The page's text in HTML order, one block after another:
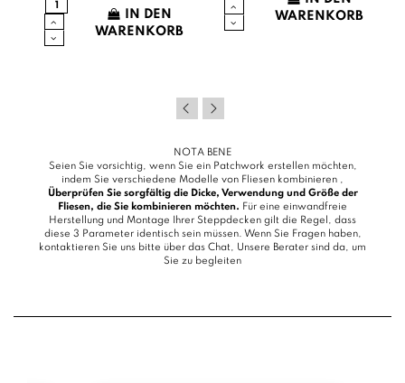
IN DEN
WARENKORB
WARENKORB
NOTA BENE
Seien Sie vorsichtig, wenn Sie ein Patchwork erstellen möchten,
indem Sie verschiedene Modelle von Fliesen kombinieren ,
Überprüfen Sie sorgfältig die Dicke, Verwendung und Größe der
Fliesen, die Sie kombinieren möchten. Für eine einwandfreie
Herstellung und Montage Ihrer Steppdecken gilt die Regel, dass
diese 3 Parameter identisch sein müssen. Wenn Sie Fragen haben,
kontaktieren Sie uns bitte über das Chat, Unsere Berater sind da, um
Sie zu begleiten